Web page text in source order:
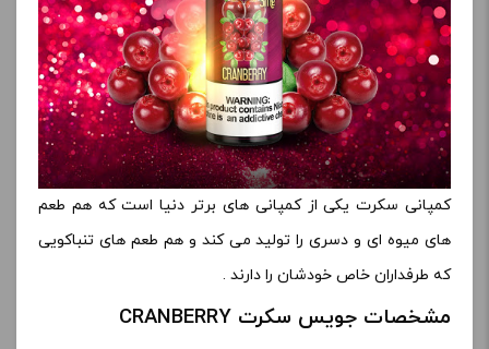
کمپانی سکرت یکی از کمپانی های برتر دنیا است که هم طعم
های میوه ای و دسری را تولید می کند و هم طعم های تنباکویی
که طرفداران خاص خودشان را دارند .
مشخصات جویس سکرت CRANBERRY